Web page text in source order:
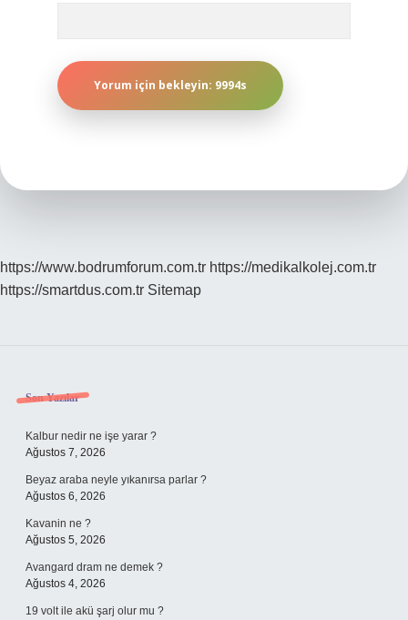
https://www.bodrumforum.com.tr https://medikalkolej.com.tr
https://smartdus.com.tr Sitemap
Sidebar
Son Yazılar
Kalbur nedir ne işe yarar ?
Ağustos 7, 2026
Beyaz araba neyle yıkanırsa parlar ?
Ağustos 6, 2026
Kavanin ne ?
Ağustos 5, 2026
Avangard dram ne demek ?
Ağustos 4, 2026
19 volt ile akü şarj olur mu ?